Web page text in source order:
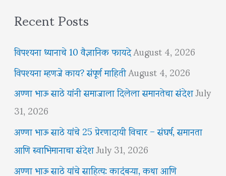
Recent Posts
विपश्यना ध्यानाचे 10 वैज्ञानिक फायदेAugust 4, 2026
विपश्यना म्हणजे काय? संपूर्ण माहितीAugust 4, 2026
अण्णा भाऊ साठे यांनी समाजाला दिलेला समानतेचा संदेशJuly
31, 2026
अण्णा भाऊ साठे यांचे 25 प्रेरणादायी विचार – संघर्ष, समानता
आणि स्वाभिमानाचा संदेशJuly 31, 2026
अण्णा भाऊ साठे यांचे साहित्य: कादंबऱ्या, कथा आणि